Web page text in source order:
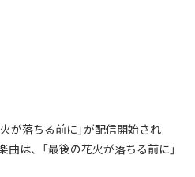
が落ちる前に」が配信開始され
は、「最後の花火が落ちる前に」